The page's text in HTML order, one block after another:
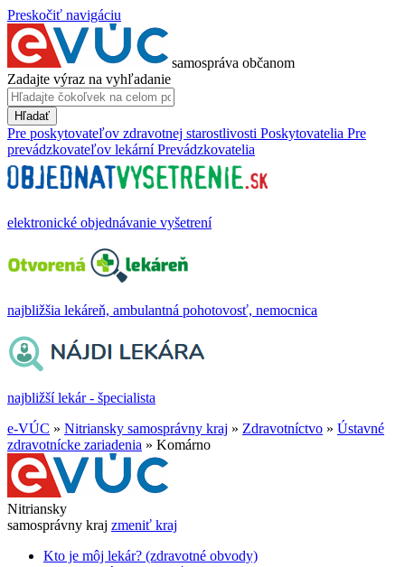
Preskočiť navigáciu
samospráva občanom
Zadajte výraz na vyhľadanie
Hľadať
Pre poskytovateľov zdravotnej starostlivosti Poskytovatelia Pre
prevádzkovateľov lekární Prevádzkovatelia
elektronické objednávanie vyšetrení
najbližšia lekáreň, ambulantná pohotovosť, nemocnica
najbližší lekár - špecialista
e-VÚC » Nitriansky samosprávny kraj » Zdravotníctvo » Ústavné
zdravotnícke zariadenia » Komárno
Nitriansky
samosprávny kraj zmeniť kraj
Kto je môj lekár? (zdravotné obvody)